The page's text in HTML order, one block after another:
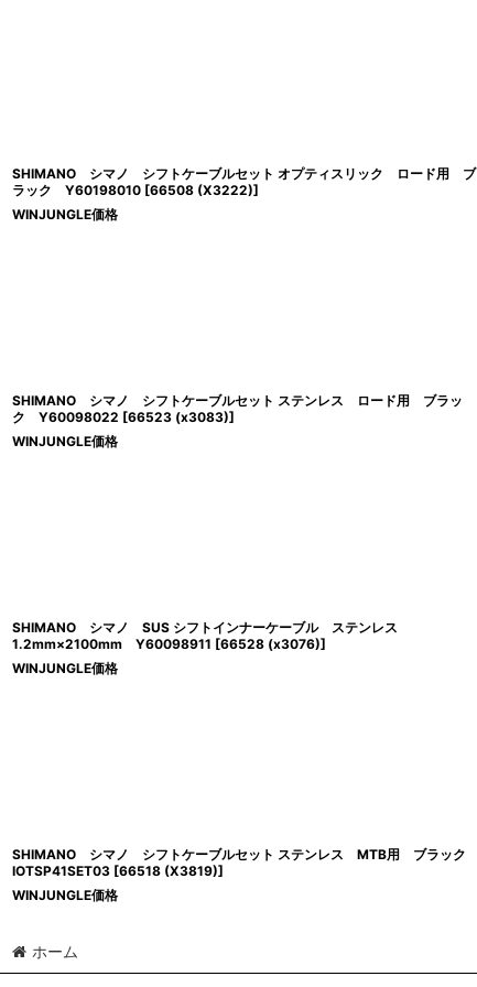
SHIMANO シマノ シフトケーブルセット オプティスリック ロード用 ブ
ラック Y60198010 [66508 (X3222)]
WINJUNGLE価格
SHIMANO シマノ シフトケーブルセット ステンレス ロード用 ブラッ
ク Y60098022 [66523 (x3083)]
WINJUNGLE価格
SHIMANO シマノ SUS シフトインナーケーブル ステンレス
1.2mm×2100mm Y60098911 [66528 (x3076)]
WINJUNGLE価格
SHIMANO シマノ シフトケーブルセット ステンレス MTB用 ブラック
IOTSP41SET03 [66518 (X3819)]
WINJUNGLE価格
ホーム